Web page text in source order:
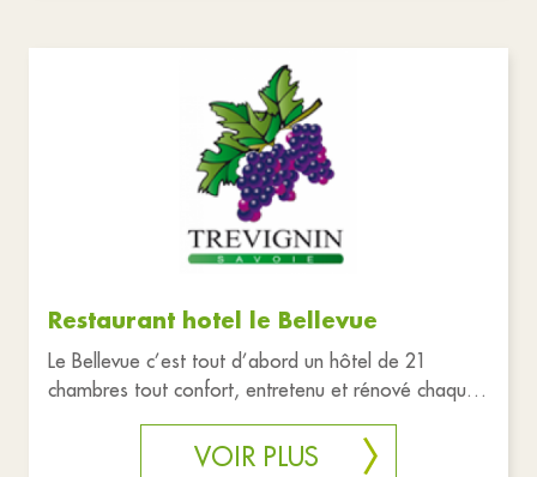
Restaurant hotel le Bellevue
Le Bellevue c’est tout d’abord un hôtel de 21
chambres tout confort, entretenu et rénové chaque
année. C’est également u
VOIR PLUS